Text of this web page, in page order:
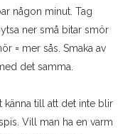
någon minut. Tag
ner små bitar smör
= mer sås. Smaka av
det samma.
känna till att det inte blir
Vill man ha en varm